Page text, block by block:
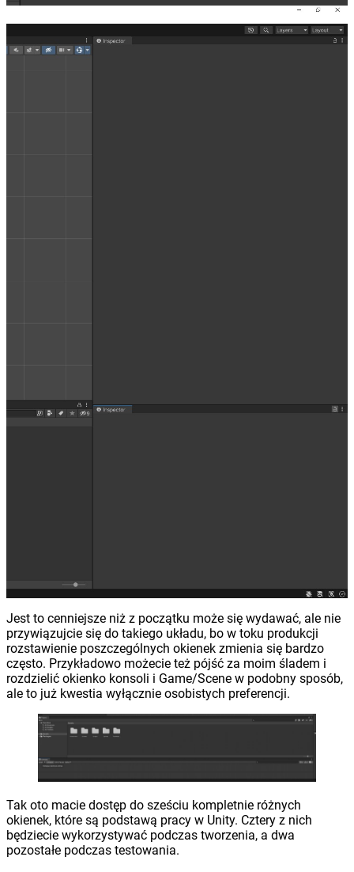
Jest to cenniejsze niż z początku może się wydawać, ale nie
przywiązujcie się do takiego układu, bo w toku produkcji
rozstawienie poszczególnych okienek zmienia się bardzo
często. Przykładowo możecie też pójść za moim śladem i
rozdzielić okienko konsoli i Game/Scene w podobny sposób,
ale to już kwestia wyłącznie osobistych preferencji.
Tak oto macie dostęp do sześciu kompletnie różnych
okienek, które są podstawą pracy w Unity. Cztery z nich
będziecie wykorzystywać podczas tworzenia, a dwa
pozostałe podczas testowania.